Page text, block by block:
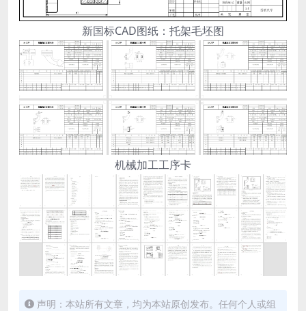
新国标CAD图纸：托架毛坯图
机械加工工序卡
声明：本站所有文章，均为本站原创发布。任何个人或组